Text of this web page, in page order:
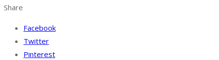
Share
Facebook
Twitter
Pinterest